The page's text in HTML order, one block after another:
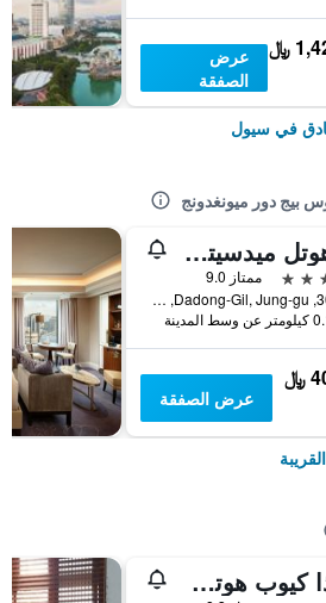
﷼
عرض
الصفقة
في سيول
بيج دور ميونغدونج
هوتل ميدسيتي مايونغدونج
ممتاز 9.0
30, Dadong-Gil, Jung-gu, سيول, كوريا الجنوبية
عن وسط المدينة
﷼
عرض الصفقة
ذا كيوب هوتل - دار ضيافة